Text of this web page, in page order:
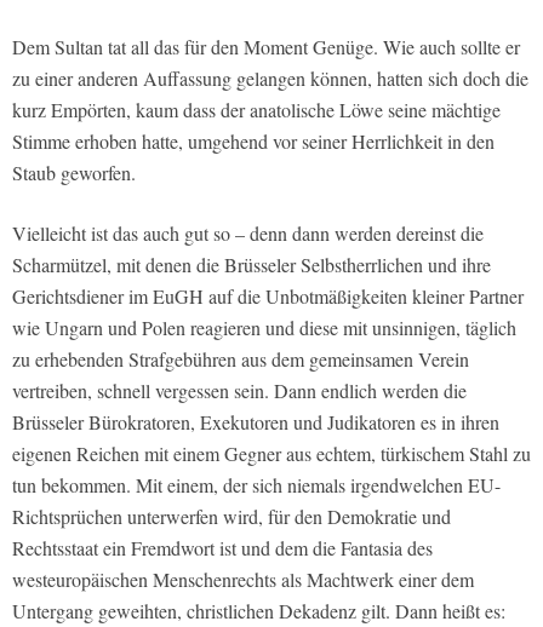
Dem Sultan tat all das für den Moment Genüge. Wie auch sollte er
zu einer anderen Auffassung gelangen können, hatten sich doch die
kurz Empörten, kaum dass der anatolische Löwe seine mächtige
Stimme erhoben hatte, umgehend vor seiner Herrlichkeit in den
Staub geworfen.
Vielleicht ist das auch gut so – denn dann werden dereinst die
Scharmützel, mit denen die Brüsseler Selbstherrlichen und ihre
Gerichtsdiener im EuGH auf die Unbotmäßigkeiten kleiner Partner
wie Ungarn und Polen reagieren und diese mit unsinnigen, täglich
zu erhebenden Strafgebühren aus dem gemeinsamen Verein
vertreiben, schnell vergessen sein. Dann endlich werden die
Brüsseler Bürokratoren, Exekutoren und Judikatoren es in ihren
eigenen Reichen mit einem Gegner aus echtem, türkischem Stahl zu
tun bekommen. Mit einem, der sich niemals irgendwelchen EU-
Richtsprüchen unterwerfen wird, für den Demokratie und
Rechtsstaat ein Fremdwort ist und dem die Fantasia des
westeuropäischen Menschenrechts als Machtwerk einer dem
Untergang geweihten, christlichen Dekadenz gilt. Dann heißt es: